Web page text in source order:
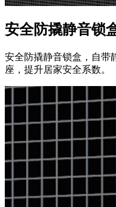
安全防撬静音锁
安全防撬静音锁盒，自带
座，提升居家安全系数。